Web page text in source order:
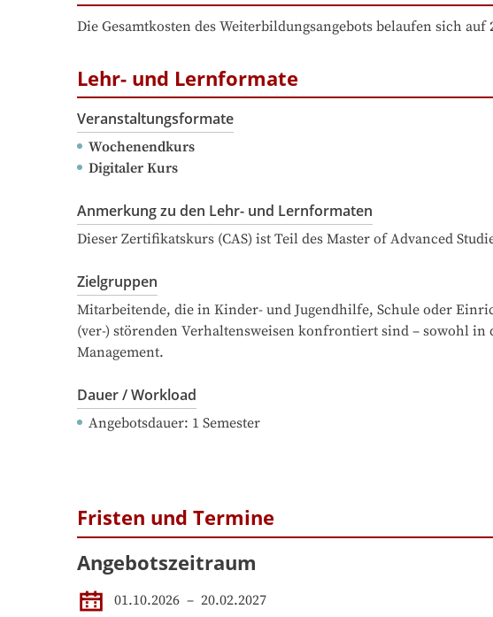
Die Gesamtkosten des Weiterbildungsangebots belaufen sich auf
Lehr- und Lernformate
Veranstaltungsformate
Wochenendkurs
Digitaler Kurs
Anmerkung zu den Lehr- und Lernformaten
Dieser Zertifikatskurs (CAS) ist Teil des Master of Advanced
Zielgruppen
Mitarbeitende, die in Kinder- und Jugendhilfe, Schule oder
(ver-) störenden Verhaltensweisen konfrontiert sind – sowohl
Management.
Dauer / Workload
Angebotsdauer: 1 Semester
Fristen und Termine
Angebotszeitraum
01.10.2026 – 20.02.2027